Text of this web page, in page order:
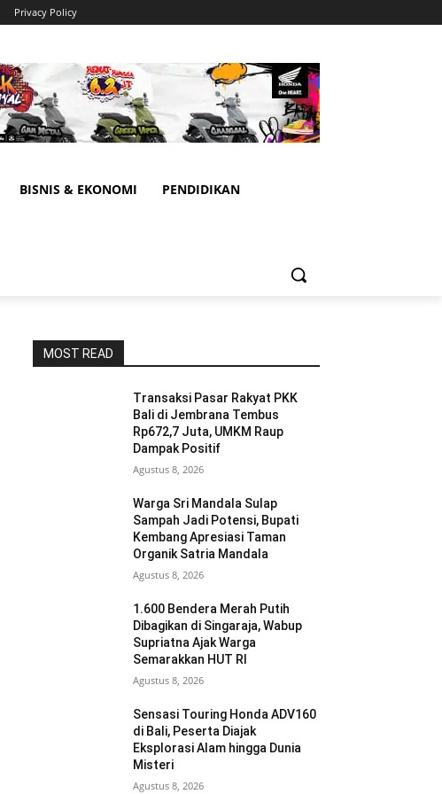
Privacy Policy
BISNIS & EKONOMI PENDIDIKAN
MOST READ
Transaksi Pasar Rakyat PKK
Bali di Jembrana Tembus
Rp672,7 Juta, UMKM Raup
Dampak Positif
Agustus 8, 2026
Warga Sri Mandala Sulap
Sampah Jadi Potensi, Bupati
Kembang Apresiasi Taman
Organik Satria Mandala
Agustus 8, 2026
1.600 Bendera Merah Putih
Dibagikan di Singaraja, Wabup
Supriatna Ajak Warga
Semarakkan HUT RI
Agustus 8, 2026
Sensasi Touring Honda ADV160
di Bali, Peserta Diajak
Eksplorasi Alam hingga Dunia
Misteri
Agustus 8, 2026